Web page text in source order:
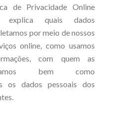
de Privacidade Online
explica quais dados
por meio de nossos
online, como usamos
com quem as
bem como
os dados pessoais dos